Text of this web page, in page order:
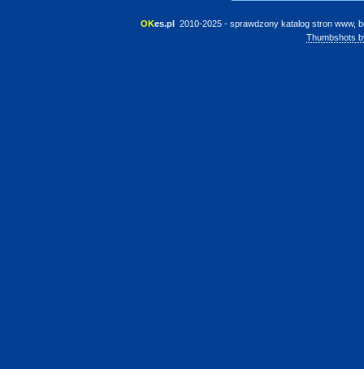
OKes.pl 2010-2025 - sprawdzony katalog stron www,
Thumbshots